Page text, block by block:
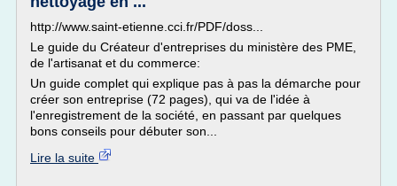
http://www.saint-etienne.cci.fr/PDF/doss...
Le guide du Créateur d'entreprises du ministère des PME,
de l'artisanat et du commerce:
Un guide complet qui explique pas à pas la démarche pour
créer son entreprise (72 pages), qui va de l'idée à
l'enregistrement de la société, en passant par quelques
bons conseils pour débuter son...
Lire la suite